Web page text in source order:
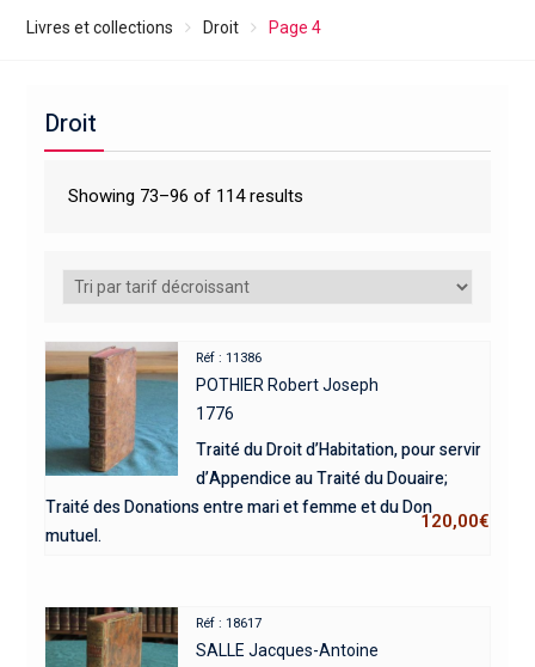
Livres et collections Droit Page 4
Droit
Showing 73–96 of 114 results
Réf : 11386
POTHIER Robert Joseph
1776
Traité du Droit d’Habitation, pour servir
d’Appendice au Traité du Douaire;
Traité des Donations entre mari et femme et du Don
mutuel.
120,00€
Réf : 18617
SALLE Jacques-Antoine